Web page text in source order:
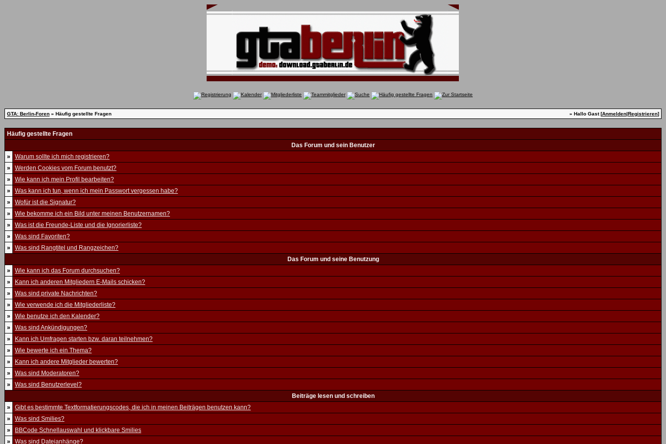
GTA: Berlin-Foren » Häufig gestellte Fragen » Hallo Gast [Anmelden|Registrieren]
Häufig gestellte Fragen
Das Forum und sein Benutzer
»
Warum sollte ich mich registrieren?
»
Werden Cookies vom Forum benutzt?
»
Wie kann ich mein Profil bearbeiten?
»
Was kann ich tun, wenn ich mein Passwort vergessen habe?
»
Wofür ist die Signatur?
»
Wie bekomme ich ein Bild unter meinen Benutzernamen?
»
Was ist die Freunde-Liste und die Ignorierliste?
»
Was sind Favoriten?
»
Was sind Rangtitel und Rangzeichen?
Das Forum und seine Benutzung
»
Wie kann ich das Forum durchsuchen?
»
Kann ich anderen Mitgliedern E-Mails schicken?
»
Was sind private Nachrichten?
»
Wie verwende ich die Mitgliederliste?
»
Wie benutze ich den Kalender?
»
Was sind Ankündigungen?
»
Kann ich Umfragen starten bzw. daran teilnehmen?
»
Wie bewerte ich ein Thema?
»
Kann ich andere Mitglieder bewerten?
»
Was sind Moderatoren?
»
Was sind Benutzerlevel?
Beiträge lesen und schreiben
»
Gibt es bestimmte Textformatierungscodes, die ich in meinen Beiträgen benutzen kann?
»
Was sind Smilies?
»
BBCode Schnellauswahl und klickbare Smilies
»
Was sind Dateianhänge?